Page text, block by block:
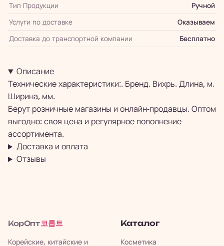
Тип Продукции
Ручной
Услуги по доставке
Оказываем
Доставка до транспортной компании
Бесплатно
Описание
Технические характеристики:. Бренд. Вихрь. Длина, м.
Ширина, мм.
Берут розничные магазины и онлайн-продавцы. Оптом
выгодно: своя цена и регулярное пополнение
ассортимента.
Доставка и оплата
Отзывы
КорОпт 코롭트
Корейские, китайские и
Каталог
Косметика